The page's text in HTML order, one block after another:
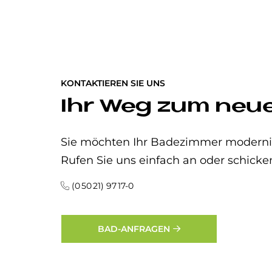
KONTAKTIEREN SIE UNS
Ihr Weg zum
Sie möchten Ihr Badezimmer
Rufen Sie uns einfach an oder
(0 50 21) 97 17-0
BAD-ANFRAGEN